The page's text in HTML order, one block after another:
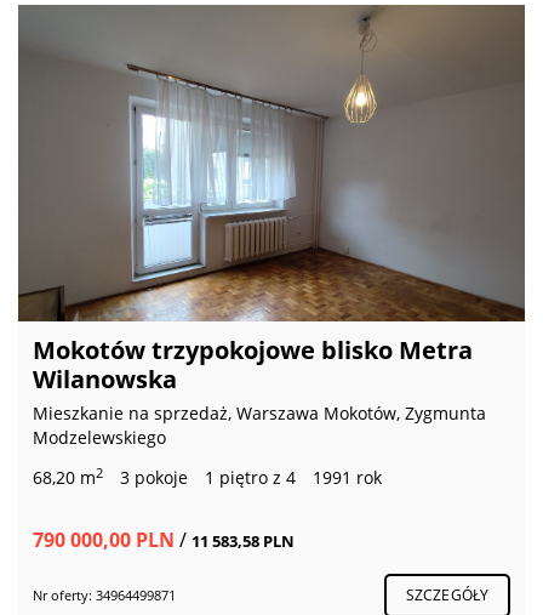
Mokotów trzypokojowe blisko Metra
Wilanowska
Mieszkanie na sprzedaż, Warszawa Mokotów, Zygmunta
Modzelewskiego
68,20 m2 3 pokoje 1 piętro z 4 1991 rok
790 000,00 PLN / 11 583,58 PLN
Nr oferty: 34964499871 SZCZEGÓŁY